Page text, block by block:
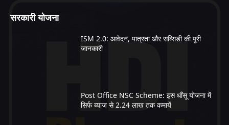
सरकारी योजना
ISM 2.0: आवेदन, पात्रता और सब्सिडी की पूरी
जानकारी
Post Office NSC Scheme: इस धाँसू योजना में
सिर्फ ब्याज से 2.24 लाख तक कमायें